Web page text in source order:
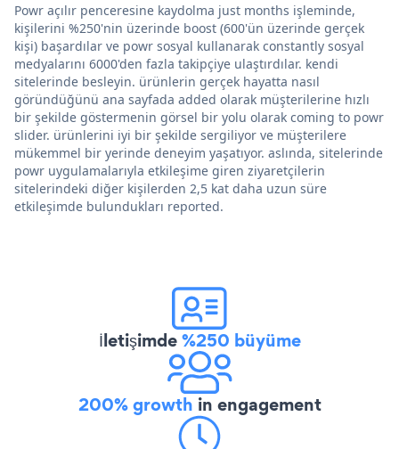
Powr açılır penceresine kaydolma just months işleminde,
kişilerini %250'nin üzerinde boost (600'ün üzerinde gerçek
kişi) başardılar ve powr sosyal kullanarak constantly sosyal
medyalarını 6000'den fazla takipçiye ulaştırdılar. kendi
sitelerinde besleyin. ürünlerin gerçek hayatta nasıl
göründüğünü ana sayfada added olarak müşterilerine hızlı
bir şekilde göstermenin görsel bir yolu olarak coming to powr
slider. ürünlerini iyi bir şekilde sergiliyor ve müşterilere
mükemmel bir yerinde deneyim yaşatıyor. aslında, sitelerinde
powr uygulamalarıyla etkileşime giren ziyaretçilerin
sitelerindeki diğer kişilerden 2,5 kat daha uzun süre
etkileşimde bulundukları reported.
İletişimde%250 büyüme
200% growth in engagement